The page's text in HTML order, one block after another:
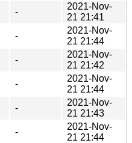
-
2021-Nov-
21 21:41
-
2021-Nov-
21 21:44
-
2021-Nov-
21 21:42
-
2021-Nov-
21 21:44
-
2021-Nov-
21 21:43
-
2021-Nov-
21 21:44